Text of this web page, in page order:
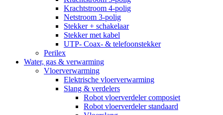
Krachtstroom 4-polig
Netstroom 3-polig
Stekker + schakelaar
Stekker met kabel
UTP- Coax- & telefoonstekker
Perilex
Water, gas & verwarming
Vloerverwarming
Elektrische vloerverwarming
Slang & verdelers
Robot vloerverdeler composiet
Robot vloerverdeler standaard